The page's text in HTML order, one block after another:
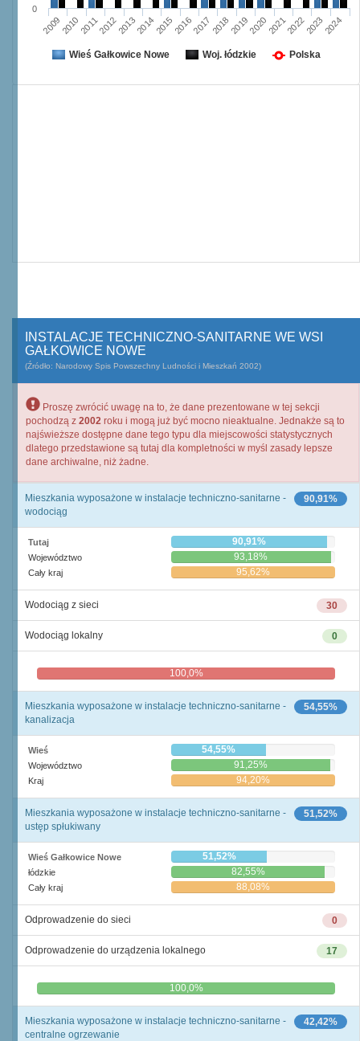
2009201020112012201320142015201620172018201920202021202220232024
0
Wieś Gałkowice Nowe Woj. łódzkie Polska
INSTALACJE TECHNICZNO-SANITARNE WE WSI
GAŁKOWICE NOWE
(Źródło: Narodowy Spis Powszechny Ludności i Mieszkań 2002)
Proszę zwrócić uwagę na to, że dane prezentowane w tej sekcji
pochodzą z 2002 roku i mogą już być mocno nieaktualne. Jednakże są to
najświeższe dostępne dane tego typu dla miejscowości statystycznych
dlatego przedstawione są tutaj dla kompletności w myśl zasady lepsze
dane archiwalne, niż żadne.
90,91%
Mieszkania wyposażone w instalacje techniczno-sanitarne -
wodociąg
Tutaj 90,91%
Województwo 93,18%
Cały kraj 95,62%
30
Wodociąg z sieci
0
Wodociąg lokalny
100,0%
54,55%
Mieszkania wyposażone w instalacje techniczno-sanitarne -
kanalizacja
Wieś 54,55%
Województwo 91,25%
Kraj 94,20%
51,52%
Mieszkania wyposażone w instalacje techniczno-sanitarne -
ustęp spłukiwany
Wieś Gałkowice Nowe 51,52%
łódzkie 82,55%
Cały kraj 88,08%
0
Odprowadzenie do sieci
17
Odprowadzenie do urządzenia lokalnego
0,0% 100,0%
42,42%
Mieszkania wyposażone w instalacje techniczno-sanitarne -
centralne ogrzewanie